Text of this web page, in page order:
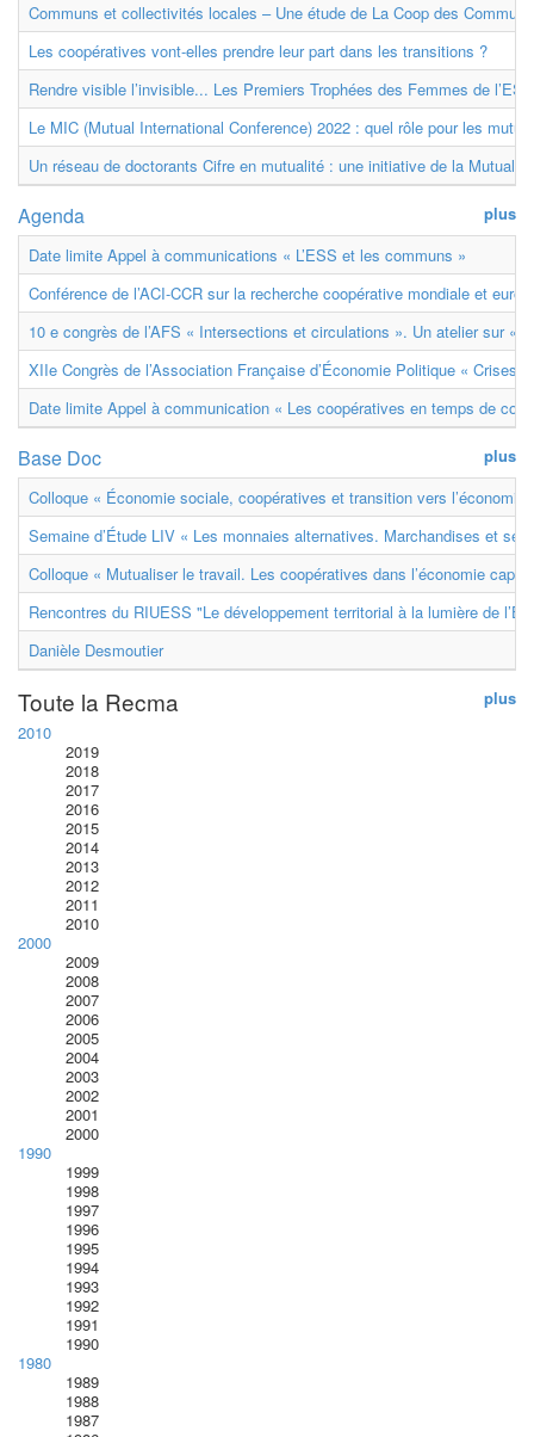
Communs et collectivités locales – Une étude de La Coop des
Les coopératives vont-elles prendre leur part dans les transitions ?
Rendre visible l’invisible... Les Premiers Trophées des Femmes de
Le MIC (Mutual International Conference) 2022 : quel rôle pour les
Un réseau de doctorants Cifre en mutualité : une initiative de la
plus
Agenda
Date limite Appel à communications « L’ESS et les communs »
Conférence de l’ACI-CCR sur la recherche coopérative mondiale et
10 e congrès de l’AFS « Intersections et circulations ». Un atelier sur «
XIIe Congrès de l’Association Française d’Économie Politique « Crises
Date limite Appel à communication « Les coopératives en temps de
plus
Base Doc
Colloque « Économie sociale, coopératives et transition vers
Semaine d’Étude LIV « Les monnaies alternatives. Marchandises et
Colloque « Mutualiser le travail. Les coopératives dans l’économie
Rencontres du RIUESS "Le développement territorial à la lumière de
Danièle Desmoutier
plus
Toute la Recma
2010
2019
2018
2017
2016
2015
2014
2013
2012
2011
2010
2000
2009
2008
2007
2006
2005
2004
2003
2002
2001
2000
1990
1999
1998
1997
1996
1995
1994
1993
1992
1991
1990
1980
1989
1988
1987